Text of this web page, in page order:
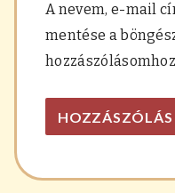
A nevem, e-mail
mentése a